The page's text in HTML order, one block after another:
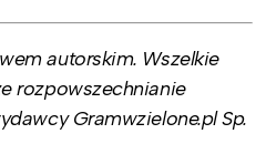
autorskim. Wszelkie
rozpowszechnianie
Gramwzielone.pl Sp.